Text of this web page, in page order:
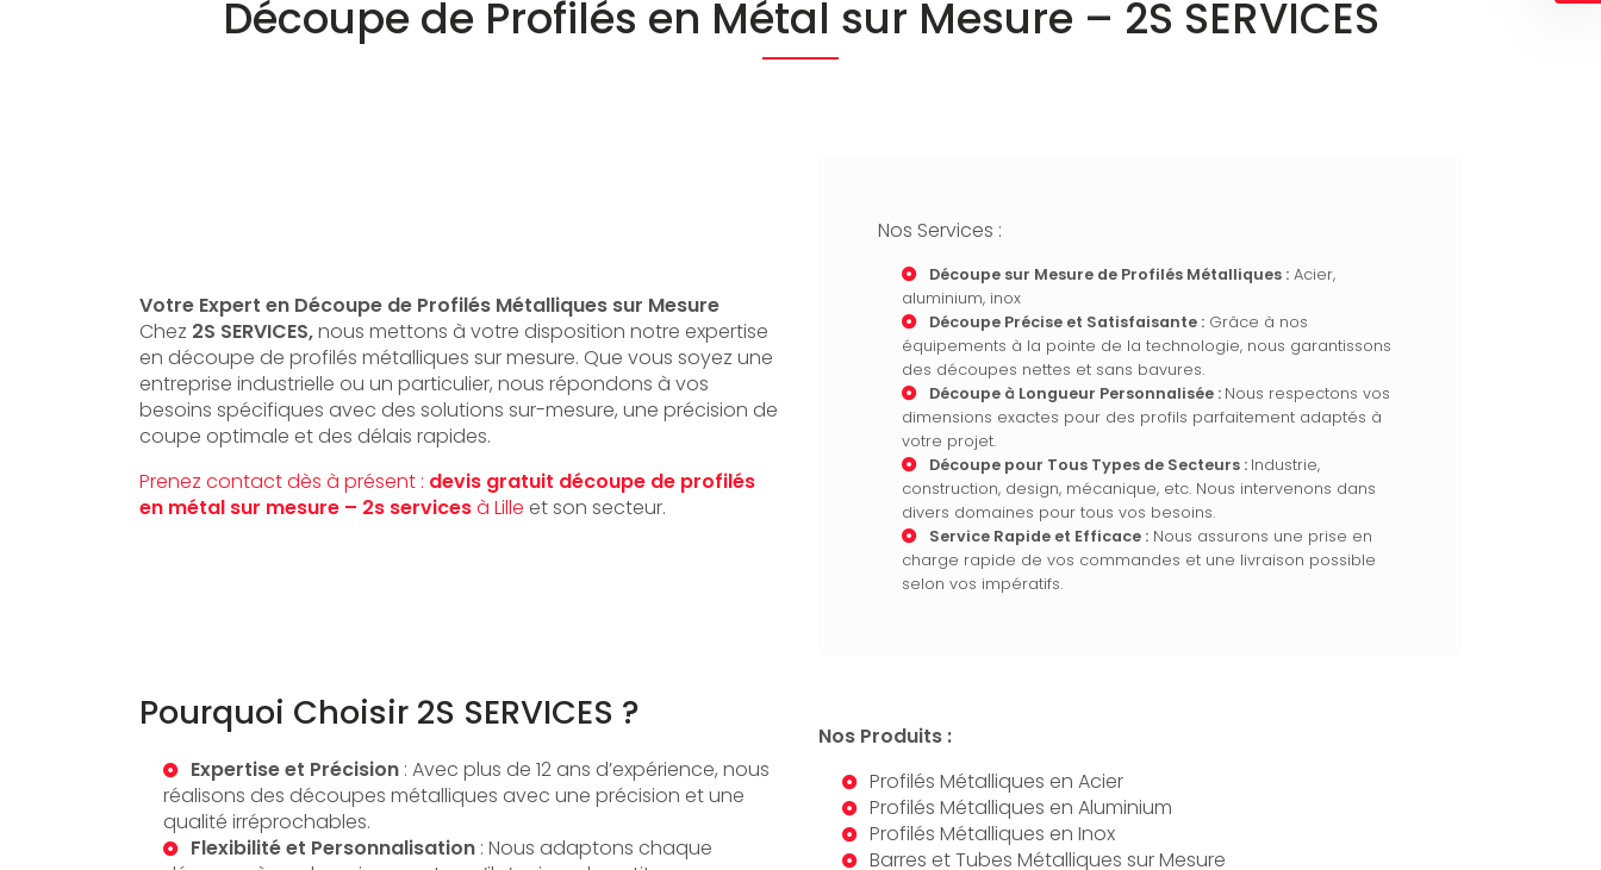
Découpe de Profilés en Métal sur Mesure – 2S SERVICES
Votre Expert en Découpe de Profilés Métalliques sur Mesure
Chez 2S SERVICES,nous mettons à votre disposition notre expertise
en découpe de profilés métalliques sur mesure. Que vous soyez une
entreprise industrielle ou un particulier, nous répondons à vos
besoins spécifiques avec des solutions sur-mesure, une précision de
coupe optimale et des délais rapides.
Prenez contact dès à présent : devis gratuit découpe de profilés
en métal sur mesure – 2s servicesà Lille et son secteur.
Nos Services :
Découpe sur Mesure de Profilés Métalliques : Acier,
aluminium, inox
Découpe Précise et Satisfaisante : Grâce à nos
équipements à la pointe de la technologie, nous garantissons
des découpes nettes et sans bavures.
Découpe à Longueur Personnalisée : Nous respectons vos
dimensions exactes pour des profils parfaitement adaptés à
votre projet.
Découpe pour Tous Types de Secteurs : Industrie,
construction, design, mécanique, etc. Nous intervenons dans
divers domaines pour tous vos besoins.
Service Rapide et Efficace : Nous assurons une prise en
charge rapide de vos commandes et une livraison possible
selon vos impératifs.
Pourquoi Choisir 2S SERVICES ?
Expertise et Précision : Avec plus de 12 ans d’expérience, nous
réalisons des découpes métalliques avec une précision et une
qualité irréprochables.
Flexibilité et Personnalisation : Nous adaptons chaque
Nos Produits :
Profilés Métalliques en Acier
Profilés Métalliques en Aluminium
Profilés Métalliques en Inox
Barres et Tubes Métalliques sur Mesure